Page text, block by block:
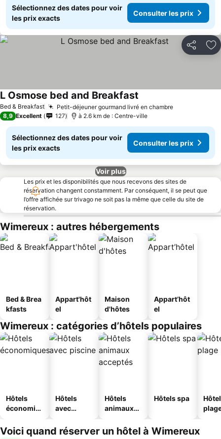
Sélectionnez des dates pour voir
les prix exacts
Consulter les prix
Partager
Bed & Breakfast Petit-déjeuner gourmand livré en chambre
L Osmose bed and Breakfast
8,9 Excellent 127 à 2.6 km de : Centre-ville
Sélectionnez des dates pour voir
les prix exacts
Consulter les prix
Voir plus
Les prix et les disponibilités que nous recevons des sites de
réservation changent constamment. Par conséquent, il se peut que
l’offre affichée sur trivago ne soit pas la même que celle du site de
réservation.
Wimereux : autres hébergements
Bed & Brea
kfasts
Appart'hôt
el
Maison
d'hôtes
Appart’hôt
el
Wimereux : catégories d’hôtels populaires
Hôtels
économiq
Hôtels
avec
Hôtels
animaux
Hôtels spa
Voici quand réserver un hôtel à Wimereux